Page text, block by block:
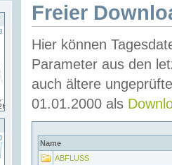
Freier
Hier können
Parameter aus den
auch ältere
01.01.2000 als
Name
ABFLUSS